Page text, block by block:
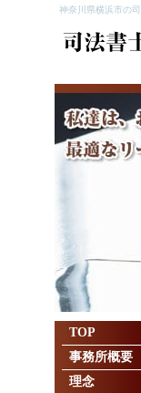
神奈川県横浜市の
TOP
事務所概要
理念